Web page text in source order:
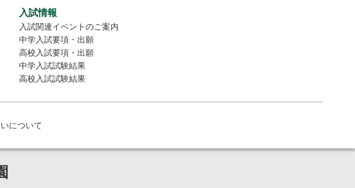
入試情報
入試関連イベントのご案内
中学入試要項・出願
高校入試要項・出願
中学入試試験結果
高校入試試験結果
について